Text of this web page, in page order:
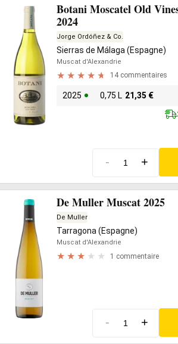
Botani Moscatel Old
2024
Jorge Ordóñez & Co.
Sierras de Málaga (Espagne)
Muscat d'Alexandrie
14 commentaires
2025 0,75 L 21,35 €
- +
De Muller Muscat 2025
De Muller
Tarragona (Espagne)
Muscat d'Alexandrie
1 commentaire
- +